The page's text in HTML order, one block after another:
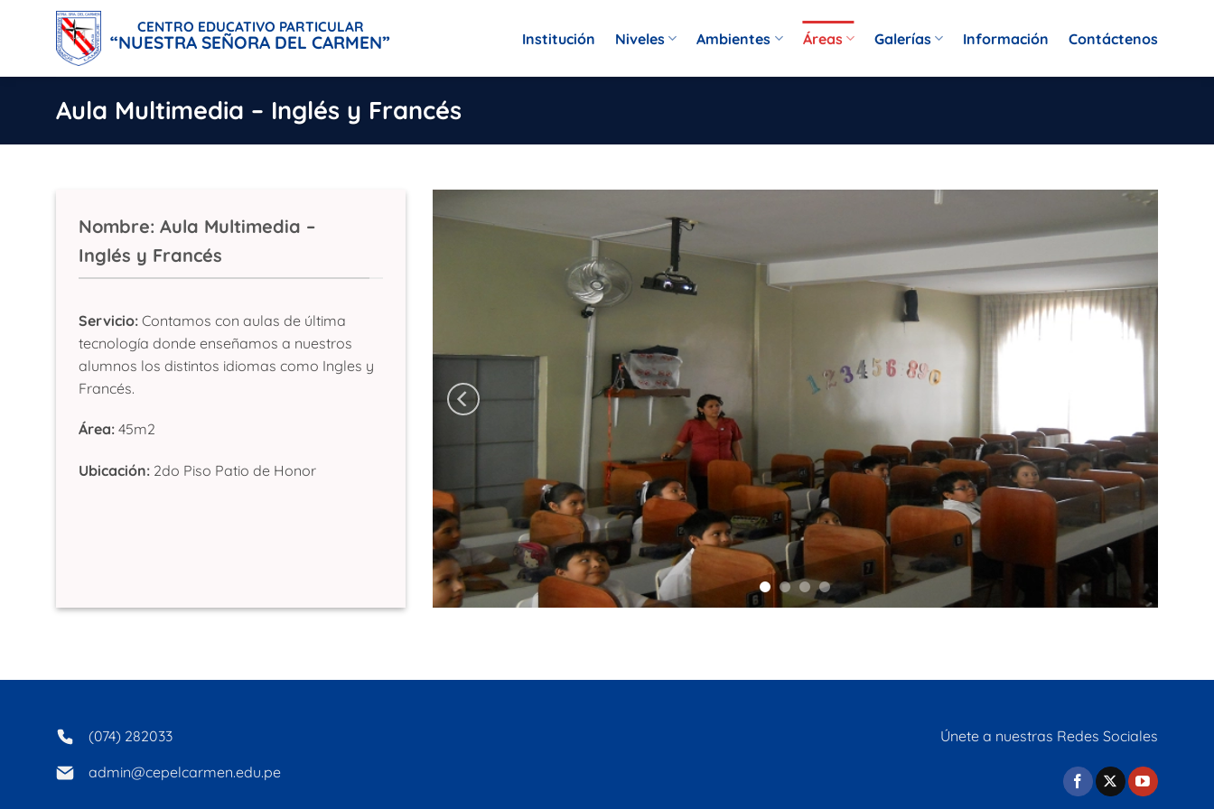
contenido
CENTRO EDUCATIVO PARTICULAR
“NUESTRA SEÑORA DEL CARMEN” Institución Niveles Ambientes Áreas Galerías Información Contáctenos
Aula Multimedia – Inglés y Francés
Nombre: Aula Multimedia –
Inglés y Francés
Servicio: Contamos con aulas de última
tecnología donde enseñamos a nuestros
alumnos los distintos idiomas como Ingles y
Francés.
Área: 45m2
Ubicación: 2do Piso Patio de Honor
(074) 282033
admin@cepelcarmen.edu.pe
Únete a nuestras Redes Sociales